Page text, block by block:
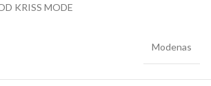
KRISS MODE
Modenas